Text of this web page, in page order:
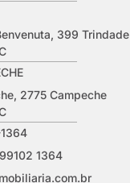
399 Trindade
2775 Campeche
1364